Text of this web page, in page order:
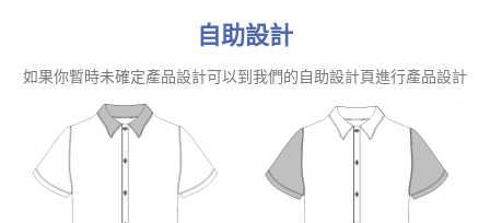
自助設計
如果你暫時未確定產品設計可以到我們的自助設計頁進行產品設計